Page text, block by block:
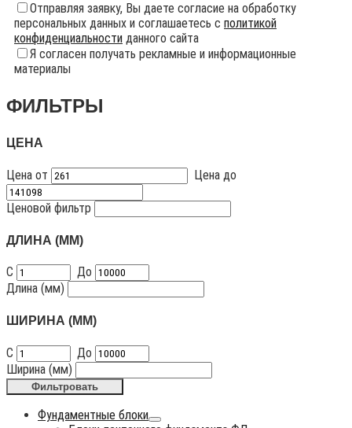
Отправляя заявку, Вы даете согласие на обработку
персональных данных и соглашаетесь с политикой
конфиденциальности данного сайта
Я согласен получать рекламные и информационные
материалы
ФИЛЬТРЫ
ЦЕНА
Цена от Цена до
Ценовой фильтр
ДЛИНА (ММ)
С
До
Длина (мм)
ШИРИНА (ММ)
С
До
Ширина (мм)
Фильтровать
Фундаментные блоки